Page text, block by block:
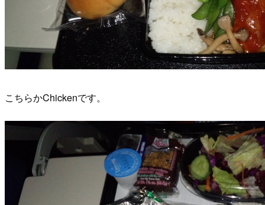
こちらかChickenです。